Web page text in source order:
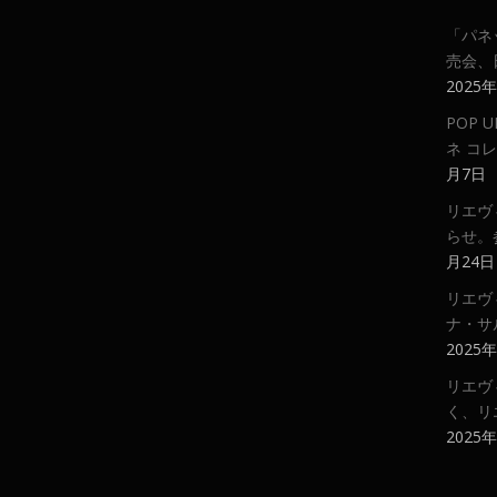
「パ
売会、
2025
POP
ネ コ
月7日
リエ
らせ
月24日
リエ
ナ・サ
2025
リエ
く、
2025